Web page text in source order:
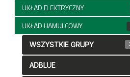
UKŁAD ELEKTRYCZNY
UKŁAD HAMULCOWY
WSZYSTKIE GRUPY
ADBLUE